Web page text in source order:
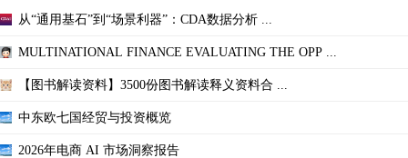
从“通用基石”到“场景利器”：CDA数据分析 ...
MULTINATIONAL FINANCE EVALUATING THE OPP ...
【图书解读资料】3500份图书解读释义资料合 ...
中东欧七国经贸与投资概览
2026年电商 AI 市场洞察报告